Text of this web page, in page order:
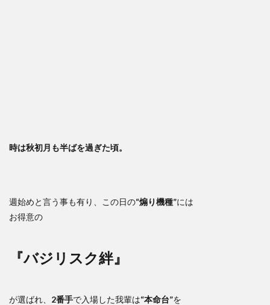
時は秋初月も半ばを過ぎた頃。
週始めと言う事も有り、この日の“煽り機種”には
お得意の
『バジリスク絆』
が選ばれ、 2番手で入場した我輩は“本命台”を